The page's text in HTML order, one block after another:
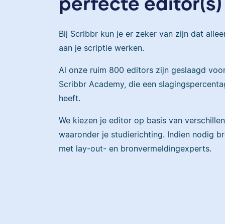
Bij Scribbr kun je er zeker van zijn dat
aan je scriptie werken.
Al onze ruim 800 editors zijn geslaagd
Scribbr Academy, die een
heeft.
We kiezen je editor op basis van
waaronder je studierichting. Indien nodig
met lay-out- en bronvermeldingexperts.